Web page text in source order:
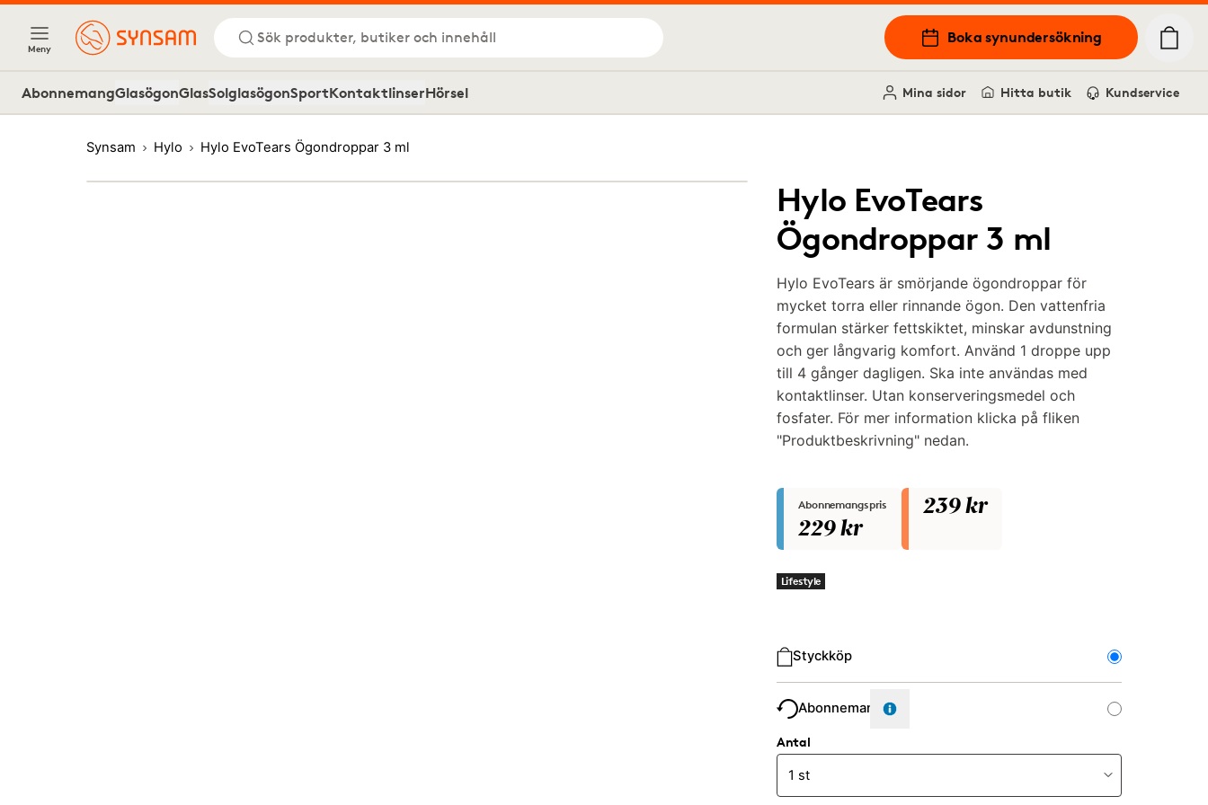
Meny
Sök produkter, butiker och innehåll Boka synundersökning
AbonnemangGlasögonGlasSolglasögonSportKontaktlinserHörsel Mina sidor Hitta butik Kundservice
Synsam Hylo Hylo EvoTears Ögondroppar 3 ml
Hylo EvoTears
Ögondroppar 3 ml
Hylo EvoTears är smörjande ögondroppar för
mycket torra eller rinnande ögon. Den vattenfria
formulan stärker fettskiktet, minskar avdunstning
och ger långvarig komfort. Använd 1 droppe upp
till 4 gånger dagligen. Ska inte användas med
kontaktlinser. Utan konserveringsmedel och
fosfater. För mer information klicka på fliken
"Produktbeskrivning" nedan.
Abonnemangspris
229 kr
239 kr
Lifestyle
Styckköp
Abonnemang
Antal